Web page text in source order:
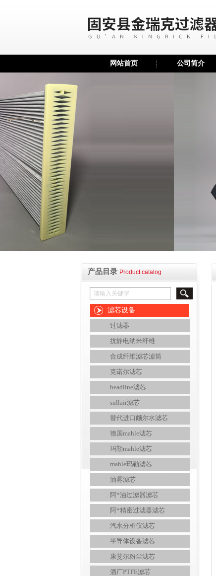
网站首页 公司简介
产品目录 Product catalog
滤芯设备
过滤器
抗静电纳米纤维
合成纤维滤芯滤筒
克诺尔滤芯
headline滤芯
sullair滤芯
替代进口颇尔水滤芯
德国mahle滤芯
玛勒mahle滤芯
mahle玛勒滤芯
油雾滤芯
阿*油过滤器滤芯
阿*精密过滤器滤芯
汽水分析仪滤芯
半导体设备滤芯
康斐尔粉尘滤芯
酒厂PTFE滤芯